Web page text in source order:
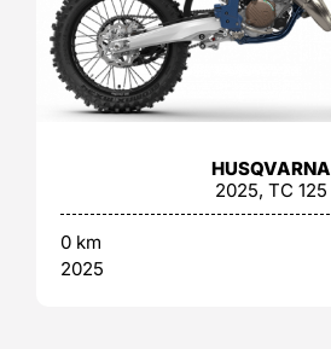
HUSQVARNA
2025, TC 125
0 km
2025